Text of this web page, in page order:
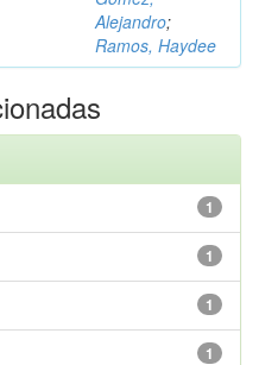
Alejandro;
Ramos, Haydee
1
1
1
1